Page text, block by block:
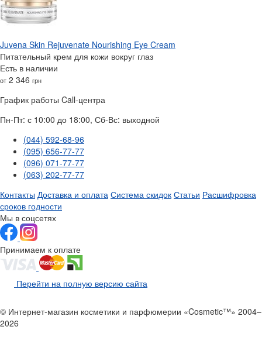
Juvena Skin Rejuvenate Nourishing Eye Cream
Питательный крем для кожи вокруг глаз
Есть в наличии
от 2 346 грн
График работы Call-центра
Пн-Пт: с 10:00 до 18:00, Сб-Вс: выходной
(044) 592-68-96
(095) 656-77-77
(096) 071-77-77
(063) 202-77-77
Контакты Доставка и оплата Система скидок Статьи Расшифровка
сроков годности
Мы в соцсетях
Принимаем к оплате
Перейти на полную версию сайта
© Интернет-магазин косметики и парфюмерии «Cosmetic™» 2004–
2026